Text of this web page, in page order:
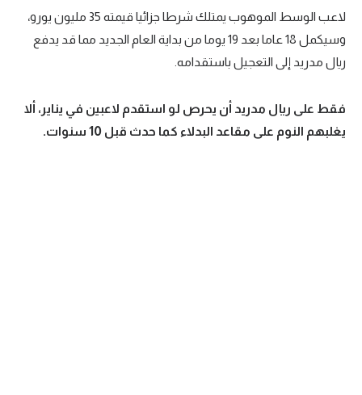
لاعب الوسط الموهوب يمتلك شرطا جزائيا قيمته 35 مليون يورو،
وسيكمل 18 عاما بعد 19 يوما من بداية العام الجديد مما قد يدفع
ريال مدريد إلى التعجيل باستقدامه.
فقط على ريال مدريد أن يحرص لو استقدم لاعبين في يناير، ألا
يغلبهم النوم على مقاعد البدلاء كما حدث قبل 10 سنوات.